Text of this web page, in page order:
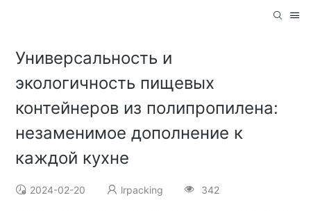
Универсальность и
экологичность пищевых
контейнеров из полипропилена:
незаменимое дополнение к
каждой кухне
2024-02-20 lrpacking 342